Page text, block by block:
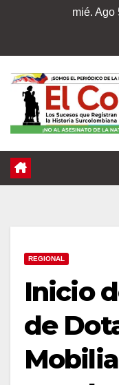
mié. Ago
REGIONAL
Inicio
de